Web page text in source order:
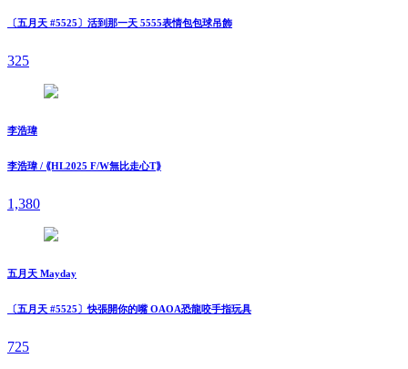
〔五月天 #5525〕活到那一天 5555表情包包球吊飾
325
李浩瑋
李浩瑋 / ⟪HL2025 F/W無比走⼼T⟫
1,380
五月天 Mayday
〔五月天 #5525〕快張開你的嘴 OAOA恐龍咬手指玩具
725